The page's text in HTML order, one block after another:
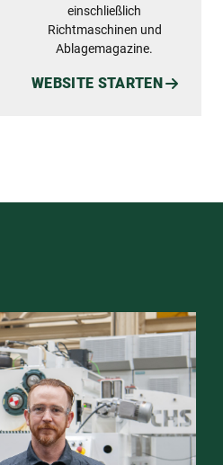
einschließlich
Richtmaschinen und
Ablagemagazine.
WEBSITE STARTEN